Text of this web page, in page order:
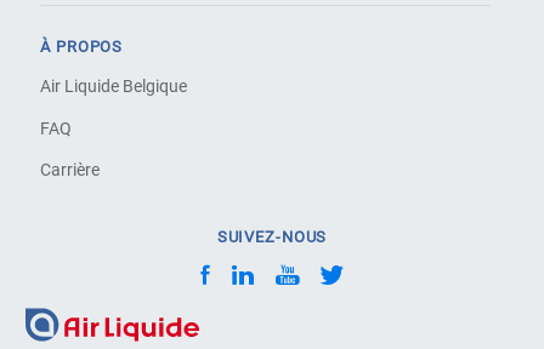
À PROPOS
Air Liquide Belgique
FAQ
Carrière
SUIVEZ-NOUS